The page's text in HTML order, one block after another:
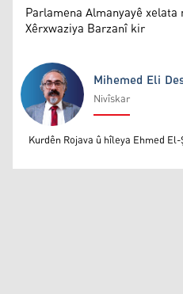
Parlamena Almanyayê
Xêrxwaziya Barzanî kir
Mihemed Eli Destmalî
Mihemed Eli
Nivîskar
Kurdên Rojava û hîleya Ehmed